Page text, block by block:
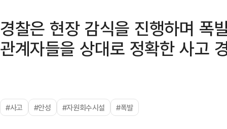
경찰은 현장 감식을 진행하며 폭
관계자들을 상대로 정확한 사고
#사고 #안성 #자원회수시설 #폭발